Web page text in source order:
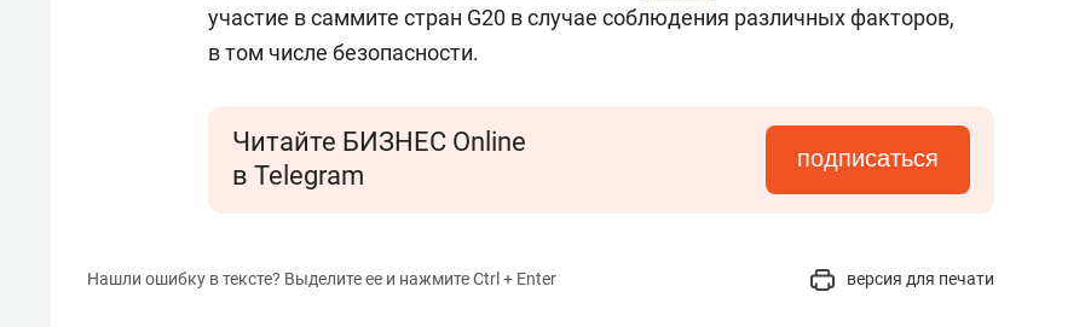
участие в саммите стран G20 в случае соблюдения различных факторов,
в том числе безопасности.
Читайте БИЗНЕС Online
в Telegram
подписаться
Нашли ошибку в тексте? Выделите ее и нажмите Ctrl + Enter версия для печати